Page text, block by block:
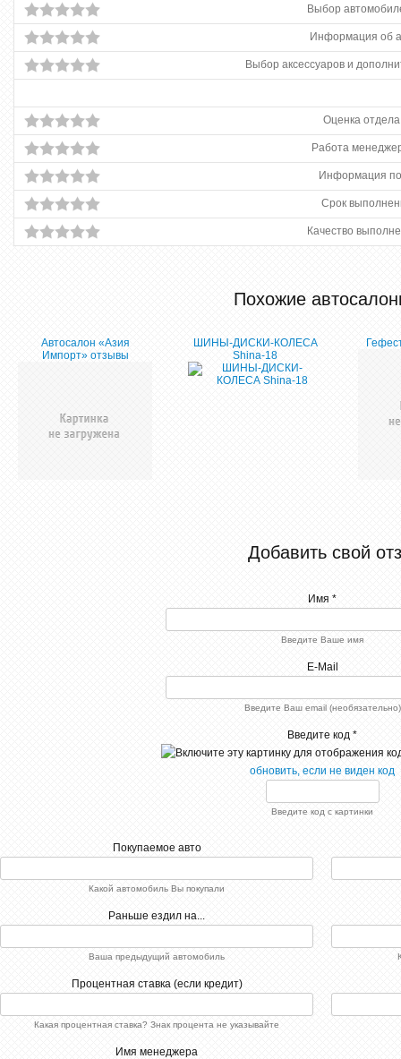
Выбор
Информация об
Выбор аксессуаров и
Оценка
Работа
Информация
Срок
Качество
Похожие
Автосалон «Азия
Импорт» отзывы
ШИНЫ-ДИСКИ-КОЛЕСА
Shina-18
Добавить свой
Имя *
Введите Ваше имя
E-Mail
Введите Ваш email (необязательно)
Введите код *
обновить, если не виден код
Введите код с картинки
Покупаемое авто
Какой автомобиль Вы покупали
Раньше ездил на...
Ваша предыдущий автомобиль
Процентная ставка (если кредит)
Какая процентная ставка? Знак процента не указывайте
Имя менеджера